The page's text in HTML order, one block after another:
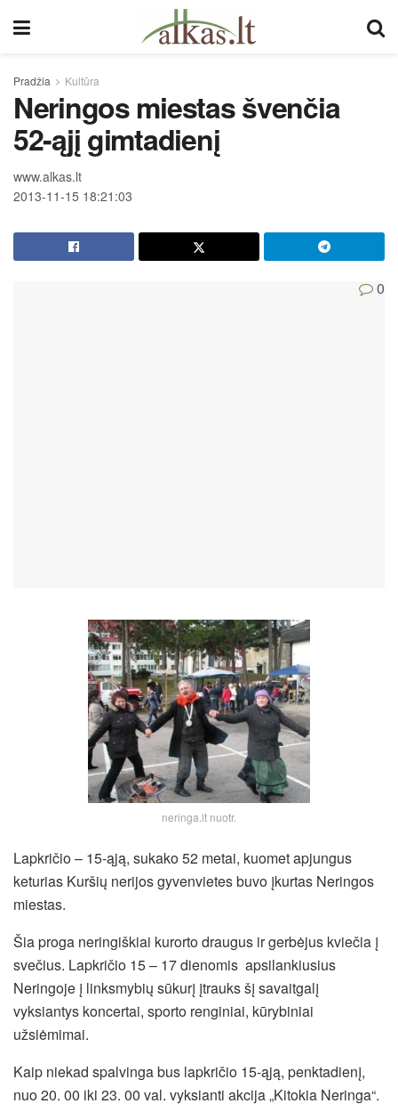
Pradžia Kultūra
Neringos miestas švenčia
52-ąjį gimtadienį
www.alkas.lt
2013-11-15 18:21:03
0
neringa.lt nuotr.
Lapkričio – 15-ąją, sukako 52 metai, kuomet apjungus
keturias Kuršių nerijos gyvenvietes buvo įkurtas Neringos
miestas.
Šia proga neringiškiai kurorto draugus ir gerbėjus kviečia į
svečius. Lapkričio 15 – 17 dienomis apsilankiusius
Neringoje į linksmybių sūkurį įtrauks šį savaitgalį
vyksiantys koncertai, sporto renginiai, kūrybiniai
užsiėmimai.
Kaip niekad spalvinga bus lapkričio 15-ąją, penktadienį,
nuo 20. 00 iki 23. 00 val. vyksianti akcija „Kitokia Neringa“.